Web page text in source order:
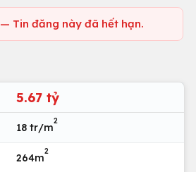
— Tin đăng này đã hết hạn.
5.67 tỷ
18 tr/m
2
264m
2